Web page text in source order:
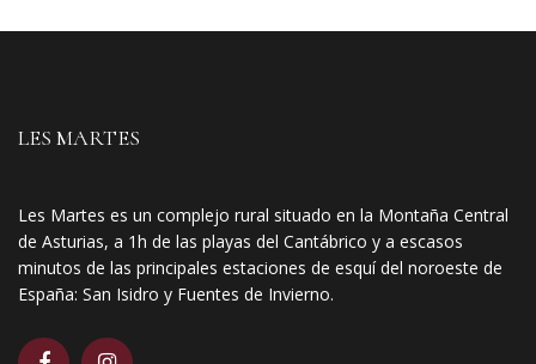
LES MARTES
Les Martes es un complejo rural situado en la Montaña Central
de Asturias, a 1h de las playas del Cantábrico y a escasos
minutos de las principales estaciones de esquí del noroeste de
España: San Isidro y Fuentes de Invierno.